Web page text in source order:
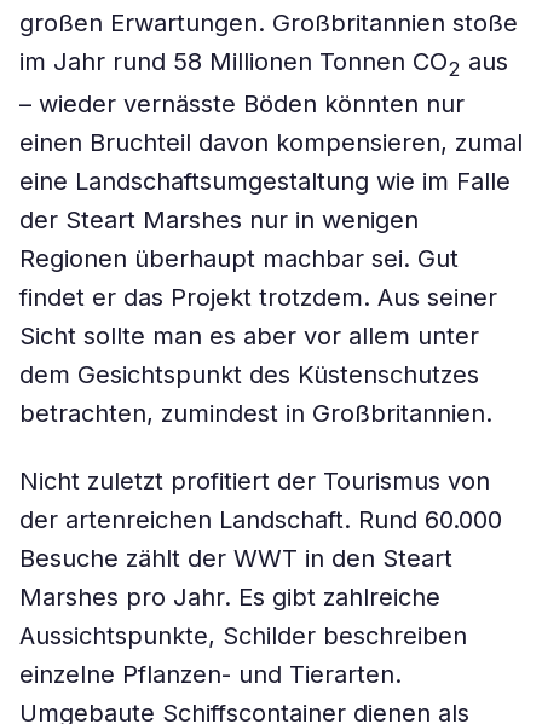
großen Erwartungen. Großbritannien stoße
im Jahr rund 58 Millionen Tonnen CO2 aus
– wieder vernässte Böden könnten nur
einen Bruchteil davon kompensieren, zumal
eine Landschaftsumgestaltung wie im Falle
der Steart Marshes nur in wenigen
Regionen überhaupt machbar sei. Gut
findet er das Projekt trotzdem. Aus seiner
Sicht sollte man es aber vor allem unter
dem Gesichtspunkt des Küstenschutzes
betrachten, zumindest in Großbritannien.
Nicht zuletzt profitiert der Tourismus von
der artenreichen Landschaft. Rund 60.000
Besuche zählt der WWT in den Steart
Marshes pro Jahr. Es gibt zahlreiche
Aussichtspunkte, Schilder beschreiben
einzelne Pflanzen- und Tierarten.
Umgebaute Schiffscontainer dienen als